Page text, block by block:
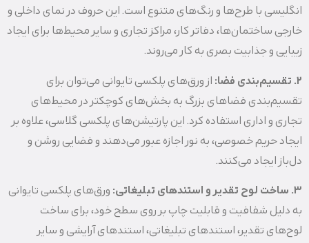
انگلیسی با طرح‌ها و رنگ‌های متنوع است. این حروف در نمای داخلی و
خارجی ساختمان‌ها، دفاتر کار، مراکز تجاری و سایر محیط‌ها برای ایجاد
زیبایی و جذابیت بصری به کار می‌روند.
2. تقسیم‌بندی فضا:
از ورق‌های پلکسی تایوانی می‌توان برای
تقسیم‌بندی فضاهای بزرگ به بخش‌های کوچکتر در محیط‌های
تجاری و اداری استفاده کرد. این پارتیشن‌های پلکسی گلاسی، علاوه بر
ایجاد حریم خصوصی، به نور اجازه عبور می‌دهند و فضایی روشن و
دل‌باز ایجاد می‌کنند.
3. ساخت لوح تقدیر و استندهای تبلیغاتی:
ورق‌های پلکسی تایوانی
به دلیل شفافیت و قابلیت چاپ بر روی سطح خود، برای ساخت
لوح‌های تقدیر، استندهای تبلیغاتی، استندهای آرایشی و سایر